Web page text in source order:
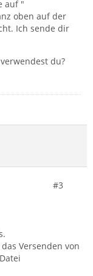
auf "
oben auf der
Ich sende dir
du?
#3
Versenden von